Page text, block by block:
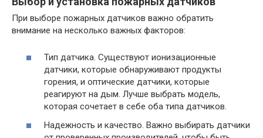
При выборе пожарных датчиков важно обратить
внимание на несколько важных факторов:
Тип датчика. Существуют ионизационные
датчики, которые обнаруживают продукты
горения, и оптические датчики, которые
реагируют на дым. Лучше выбрать модель,
которая сочетает в себе оба типа датчиков.
Надежность и качество. Важно выбирать датчики